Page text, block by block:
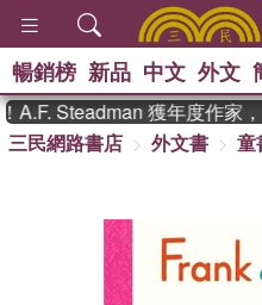
熱
登
偉
暢銷榜 新品 中文 外文
Steadman 獲年度作家，
三民網路書店
外文書 童